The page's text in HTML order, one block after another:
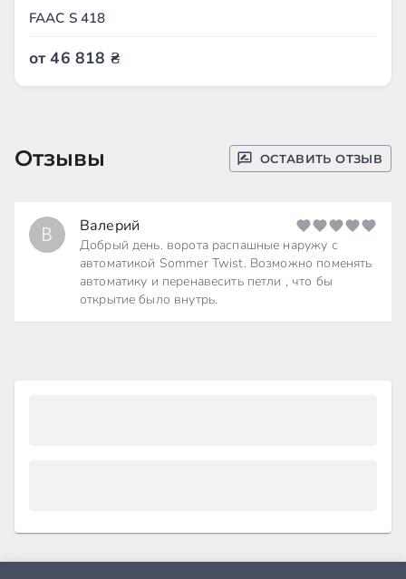
FAAC S 418
от 46 818 ₴
Отзывы ОСТАВИТЬ ОТЗЫВ
В Валерий
Добрый день. ворота распашные наружу с
автоматикой Sommer Twist. Возможно поменять
автоматику и перенавесить петли , что бы
открытие было внутрь.